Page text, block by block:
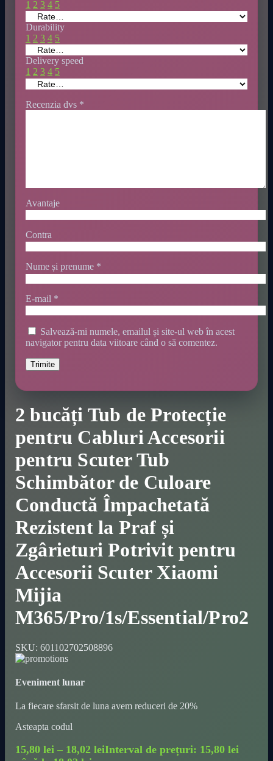
1 2 3 4 5
Durability
1 2 3 4 5
Delivery speed
1 2 3 4 5
Recenzia dvs *
Avantaje
Contra
Nume și prenume *
E-mail *
Salvează-mi numele, emailul și site-ul web în acest
navigator pentru data viitoare când o să comentez.
2 bucăți Tub de Protecție
pentru Cabluri Accesorii
pentru Scuter Tub
Schimbător de Culoare
Conductă Împachetată
Rezistent la Praf și
Zgârieturi Potrivit pentru
Accesorii Scuter Xiaomi
Mijia
M365/Pro/1s/Essential/Pro2
SKU: 601102702508896
Eveniment lunar
La fiecare sfarsit de luna avem reduceri de 20%
Asteapta codul
15,80 lei – 18,02 leiInterval de prețuri: 15,80 lei